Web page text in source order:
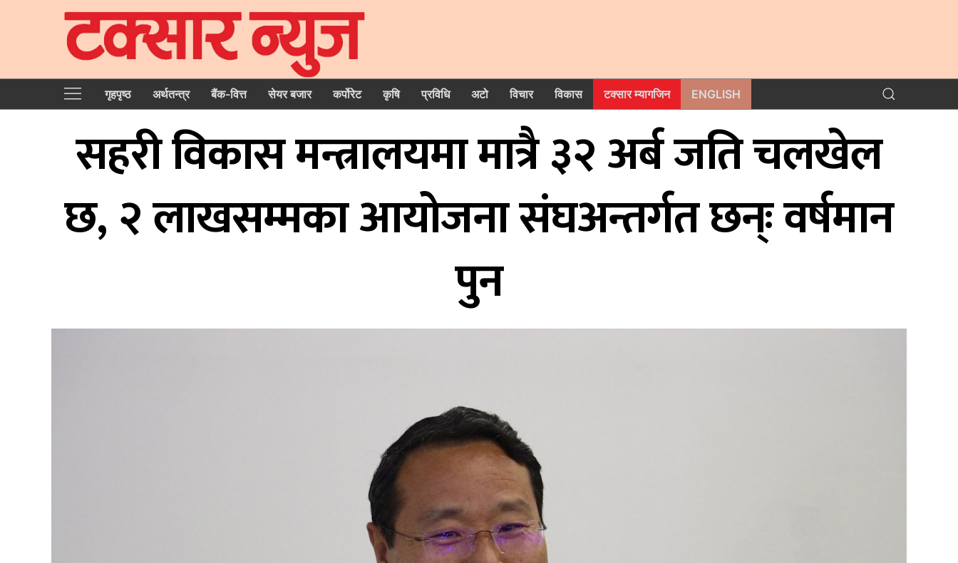
गृहपृष्‍ठ अर्थतन्त्र बैंक-वित्त सेयर बजार कर्पोरेट कृषि प्रविधि अटो विचार विकास टक्सार म्यागजिन ENGLISH
सहरी विकास मन्त्रालयमा मात्रै ३२ अर्ब जति चलखेल
छ, २ लाखसम्मका आयोजना संघअन्तर्गत छन्ः वर्षमान
पुन